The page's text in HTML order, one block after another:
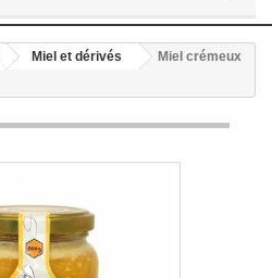
Miel et dérivés
Miel crémeux